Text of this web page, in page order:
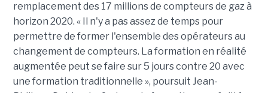
remplacement des 17 millions de compteurs de gaz à
horizon 2020. « Il n'y a pas assez de temps pour
permettre de former l'ensemble des opérateurs au
changement de compteurs. La formation en réalité
augmentée peut se faire sur 5 jours contre 20 avec
une formation traditionnelle », poursuit Jean-